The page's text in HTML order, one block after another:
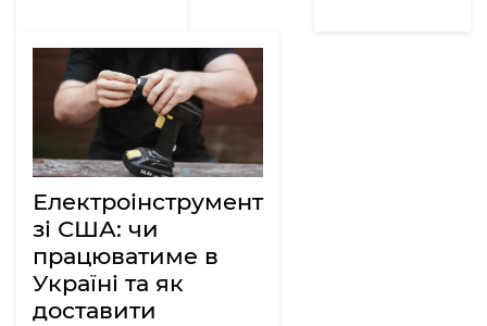
Електроінструмент
зі США: чи
працюватиме в
Україні та як
доставити